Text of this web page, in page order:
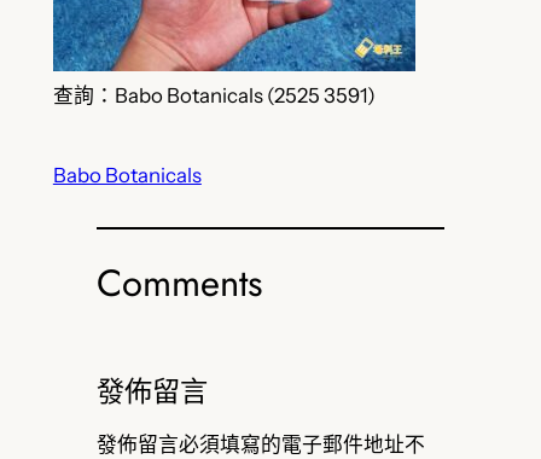
查詢：Babo Botanicals (2525 3591)
Babo Botanicals
Comments
發佈留言
發佈留言必須填寫的電子郵件地址不